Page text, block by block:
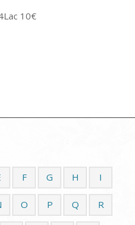
10€
F G H I
O P Q R